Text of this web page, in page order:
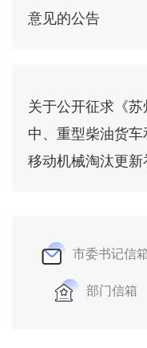
意见的公告
关于公开征求《
中、重型柴油货
移动机械淘汰更
市委书记信
部门信箱